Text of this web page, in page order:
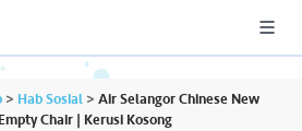
> Hab Sosial >Air Selangor Chinese New
Chair | Kerusi Kosong